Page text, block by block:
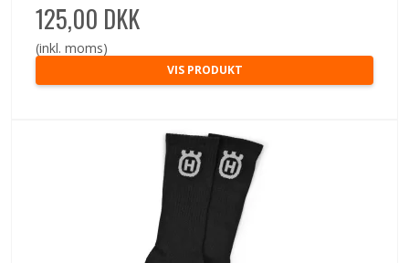
125,00 DKK
(inkl. moms)
VIS PRODUKT